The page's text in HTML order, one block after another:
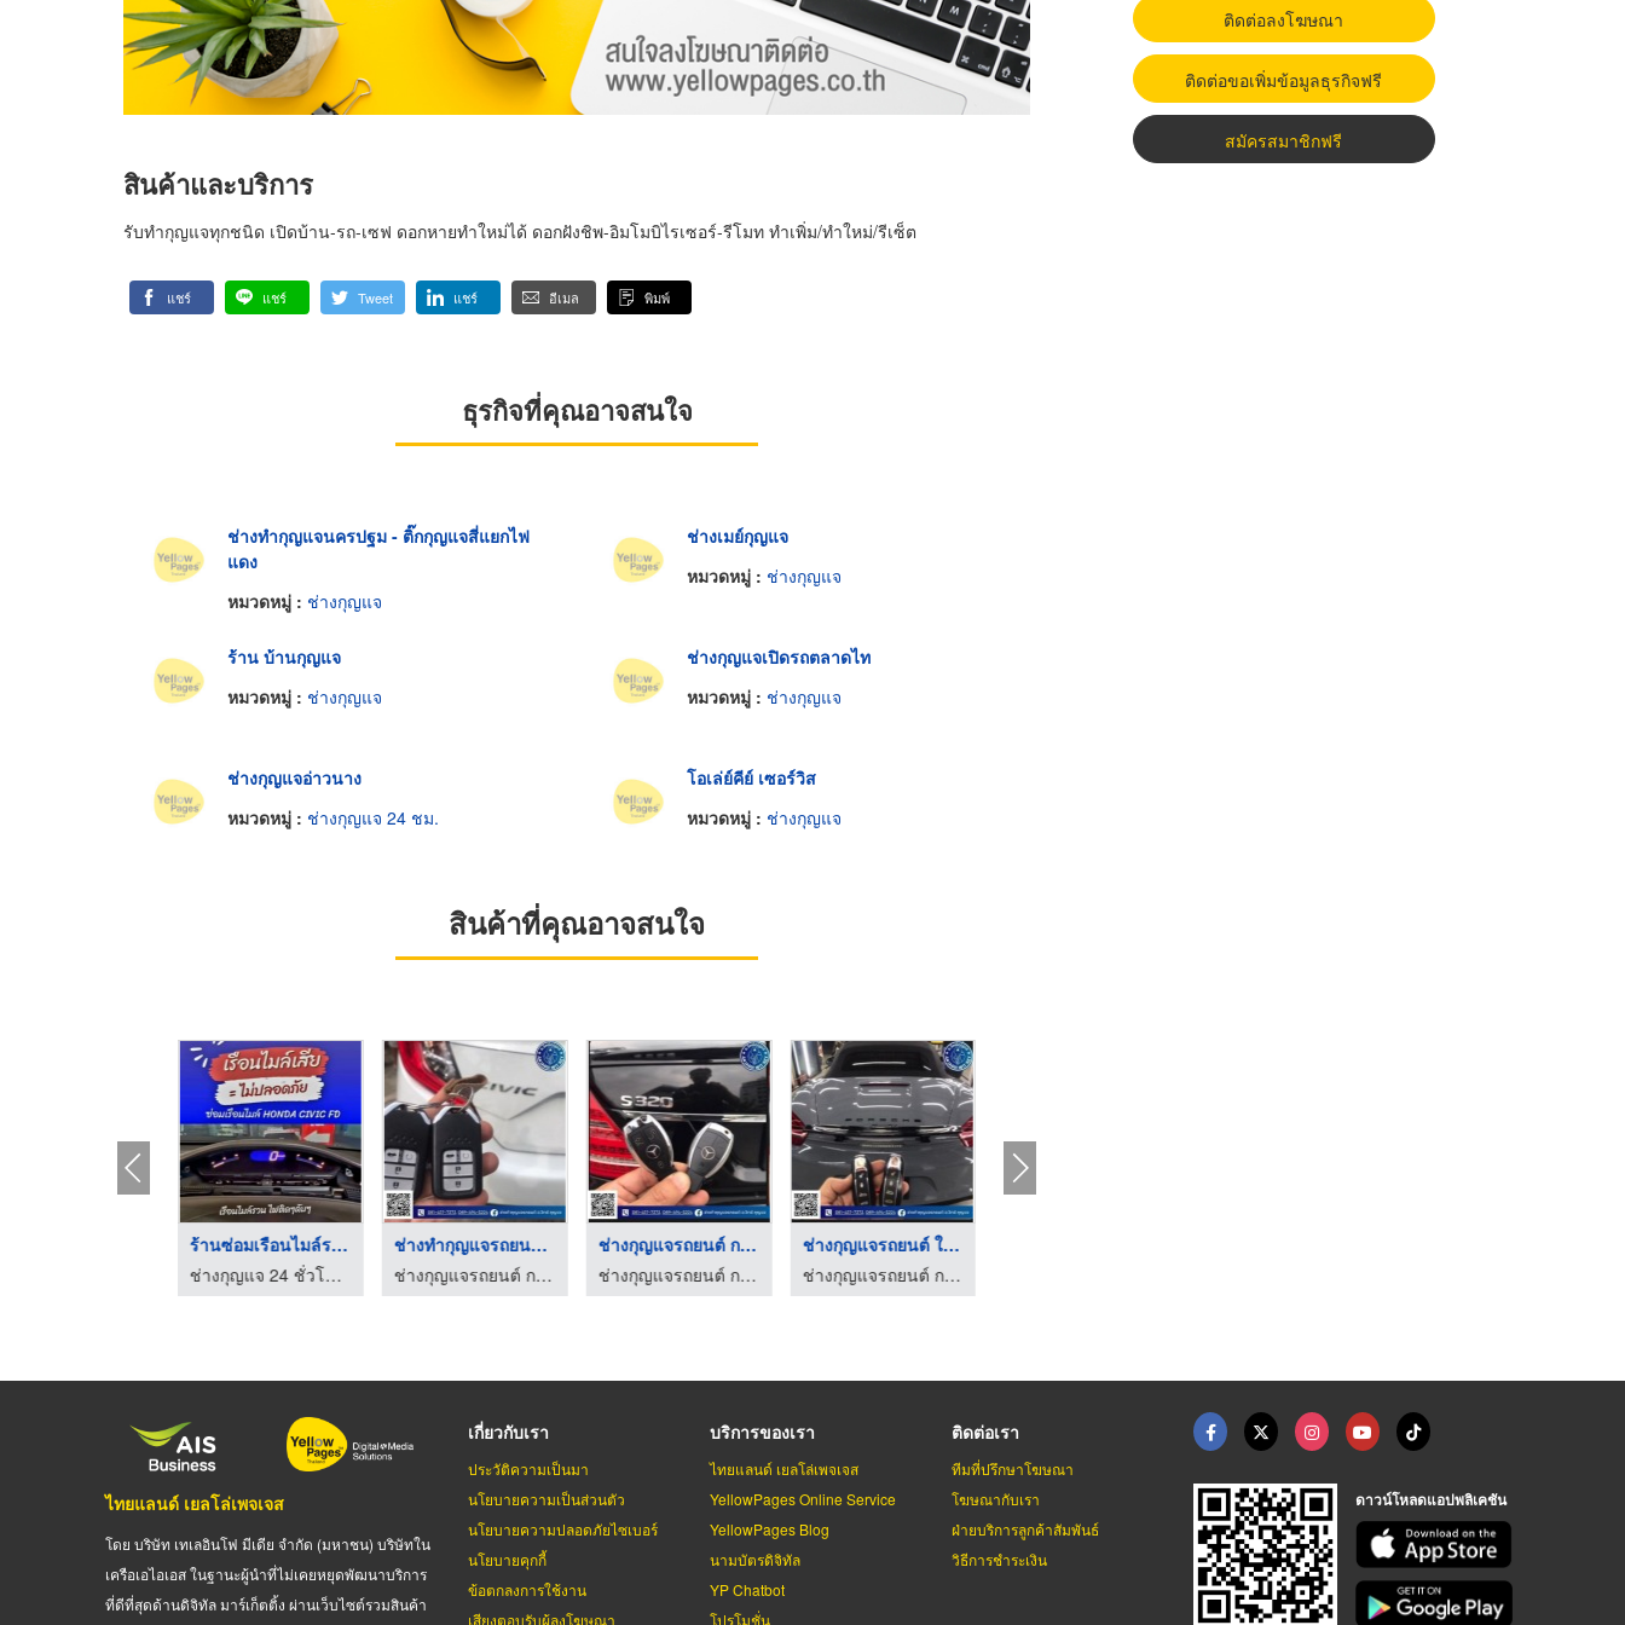
สินค้าและบริการ
รับทำกุญแจทุกชนิด เปิดบ้าน-รถ-เซฟ ดอกหายทำใหม่ได้ ดอกฝังชิพ-อิมโมบิไรเซอร์-รีโมท ทำเพิ่ม/ทำใหม่/รีเซ็ต
แชร์ แชร์ Tweet แชร์ อีเมล พิมพ์
ธุรกิจที่คุณอาจสนใจ
ช่างทำกุญแจนครปฐม - ติ๊กกุญแจสี่แยกไฟ
แดง
หมวดหมู่ : ช่างกุญแจ
ช่างเมย์กุญแจ
หมวดหมู่ : ช่างกุญแจ
ร้าน บ้านกุญแจ
หมวดหมู่ : ช่างกุญแจ
ช่างกุญแจเปิดรถตลาดไท
หมวดหมู่ : ช่างกุญแจ
ช่างกุญแจอ่าวนาง
หมวดหมู่ : ช่างกุญแจ 24 ชม.
โอเล่ย์คีย์ เซอร์วิส
หมวดหมู่ : ช่างกุญแจ
สินค้าที่คุณอาจสนใจ
ร้านซ่อมเรือนไมล์รถย ...
ช่างกุญแจ 24 ชั่วโมง ชลบุรี - คีย์ 24
ช่างทํากุญแจรถยนต์ ล ...
ช่างกุญแจรถยนต์ กรุงเทพ - อ.วิทย์กุญแจ
ช่างกุญแจรถยนต์ กรุง ...
ช่างกุญแจรถยนต์ กรุงเทพ - อ.วิทย์กุญแจ
ช่างกุญแจรถยนต์ ใกล้ ...
ช่างกุญแจรถยนต์ กรุงเทพ - อ.วิทย์กุญแจ
ติดต่อลงโฆษณา
ติดต่อขอเพิ่มข้อมูลธุรกิจฟรี
สมัครสมาชิกฟรี
ไทยแลนด์ เยลโล่เพจเจส
โดย บริษัท เทเลอินโฟ มีเดีย จำกัด (มหาชน) บริษัทใน
เครือเอไอเอส ในฐานะผู้นำที่ไม่เคยหยุดพัฒนาบริการ
ที่ดีที่สุดด้านดิจิทัล มาร์เก็ตติ้ง ผ่านเว็บไซต์รวมสินค้า
เกี่ยวกับเรา
ประวัติความเป็นมา
นโยบายความเป็นส่วนตัว
นโยบายความปลอดภัยไซเบอร์
นโยบายคุกกี้
ข้อตกลงการใช้งาน
เสียงตอบรับผู้ลงโฆษณา
บริการของเรา
ไทยแลนด์ เยลโล่เพจเจส
YellowPages Online Service
YellowPages Blog
นามบัตรดิจิทัล
YP Chatbot
โปรโมชั่น
ติดต่อเรา
ทีมที่ปรึกษาโฆษณา
โฆษณากับเรา
ฝ่ายบริการลูกค้าสัมพันธ์
วิธีการชำระเงิน
ดาวน์โหลดแอปพลิเคชัน